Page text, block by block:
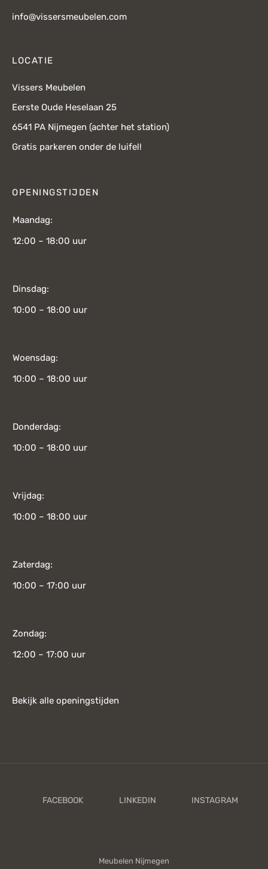
info@vissersmeubelen.com
LOCATIE
Vissers Meubelen
Eerste Oude Heselaan 25
6541 PA Nijmegen (achter het station)
Gratis parkeren onder de luifel!
OPENINGSTIJDEN
Maandag:
12:00 – 18:00 uur
Dinsdag:
10:00 – 18:00 uur
Woensdag:
10:00 – 18:00 uur
Donderdag:
10:00 – 18:00 uur
Vrijdag:
10:00 – 18:00 uur
Zaterdag:
10:00 – 17:00 uur
Zondag:
12:00 – 17:00 uur
Bekijk alle openingstijden
Meubelen Nijmegen